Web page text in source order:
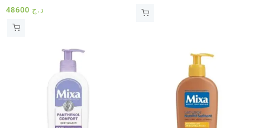
د.ج